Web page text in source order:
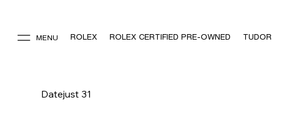
MENU ROLEX ROLEX CERTIFIED PRE-OWNED TUDOR
Datejust 31